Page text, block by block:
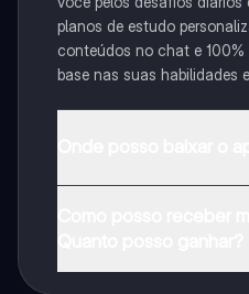
planos de estudo
conteúdos no chat e
base nas suas habilidades